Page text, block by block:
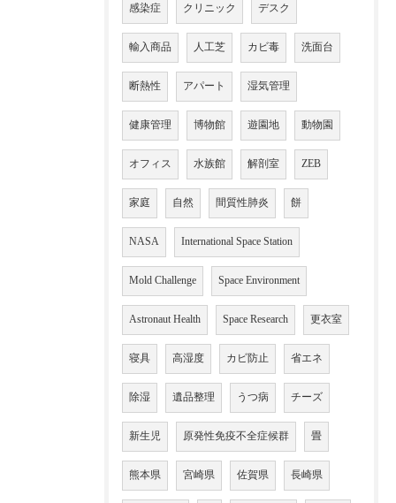
感染症 クリニック デスク
輸入商品 人工芝 カビ毒 洗面台
断熱性 アパート 湿気管理
健康管理 博物館 遊園地 動物園
オフィス 水族館 解剖室 ZEB
家庭 自然 間質性肺炎 餅
NASA International Space Station
Mold Challenge Space Environment
Astronaut Health Space Research 更衣室
寝具 高湿度 カビ防止 省エネ
除湿 遺品整理 うつ病 チーズ
新生児 原発性免疫不全症候群 畳
熊本県 宮崎県 佐賀県 長崎県